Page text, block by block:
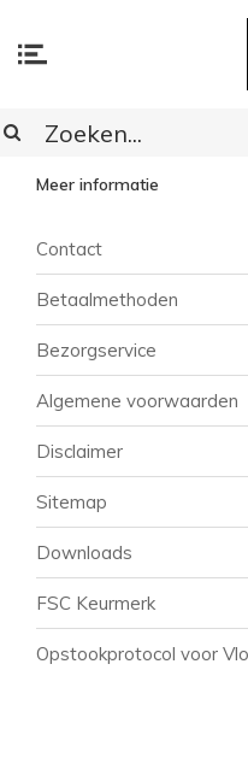
KLANTENSERVICE
Meer informatie
Contact
Betaalmethoden
Bezorgservice
Algemene voorwaarden
Disclaimer
Sitemap
Downloads
FSC Keurmerk
Opstookprotocol voor